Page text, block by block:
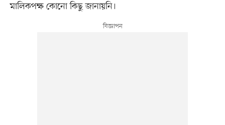
মালিকপক্ষ কোনো কিছু জানায়নি।